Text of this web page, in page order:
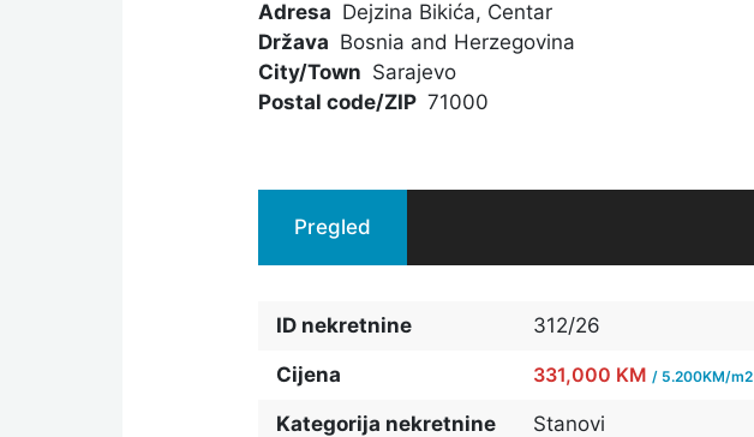
Adresa Dejzina Bikića, Centar
Država Bosnia and Herzegovina
City/Town Sarajevo
Postal code/ZIP 71000
Pregled
ID nekretnine 312/26
Cijena 331,000 KM / 5.200KM/m2
Kategorija nekretnine Stanovi